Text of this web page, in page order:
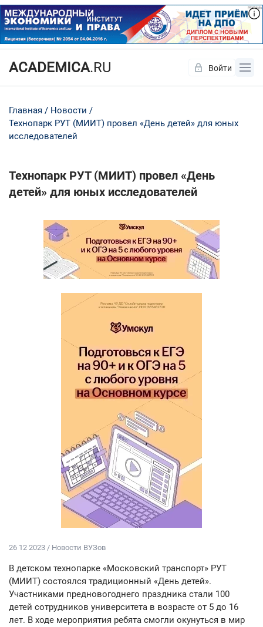
ACADEMICA.RU Войти
Главная
Новости
Технопарк РУТ (МИИТ) провел «День детей» для юных
исследователей
Технопарк РУТ (МИИТ) провел «День
детей» для юных исследователей
26 12 2023 / Новости ВУЗов
В детском технопарке «Московский транспорт» РУТ
(МИИТ) состоялся традиционный «День детей».
Участниками предновогоднего праздника стали 100
детей сотрудников университета в возрасте от 5 до 16
лет. В ходе мероприятия ребята смогли окунуться в мир
Да Нет